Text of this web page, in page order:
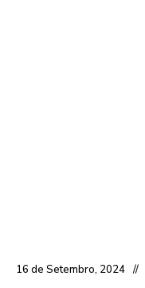
16 de Setembro, 2024